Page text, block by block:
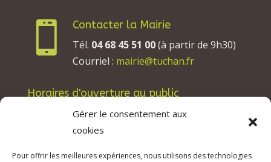
Gérer le consentement aux
cookies
Pour offrir les meilleures expériences, nous utilisons des technologies

Contacter la Mairie
Tél. 04 68 45 51 00(à partir de 9h30)
Courriel : mairie@tuchan.fr
Horaires d'ouverture au public
Les lundis, mardis et jeudis : de 8h à 12h et de
13h30 à 17h30.